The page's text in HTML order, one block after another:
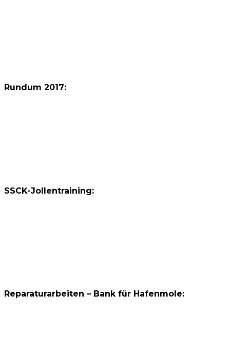
Rundum 2017:
SSCK-Jollentraining:
Reparaturarbeiten – Bank für Hafenmole: